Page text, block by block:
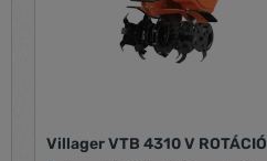
Villager VTB 4310 V